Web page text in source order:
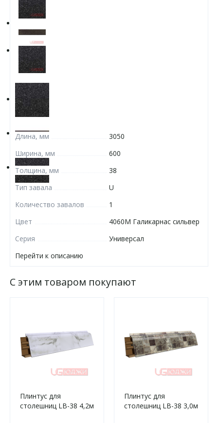
Длина, мм
3050
Ширина, мм
600
Толщина, мм
38
Тип завала
U
Количество завалов
1
Цвет
4060М Галикарнас сильвер
Серия
Универсал
Перейти к описанию
С этим товаром покупают
Плинтус для
столешниц LB-38 4,2м
Плинтус для
столешниц LB-38 3,0м